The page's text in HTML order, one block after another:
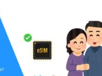
3 quốc gia và tại
Nếu bạn […]